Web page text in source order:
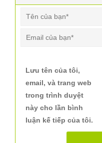
Lưu tên của tôi,
email, và trang web
trong trình duyệt
này cho lần bình
luận kế tiếp của tôi.